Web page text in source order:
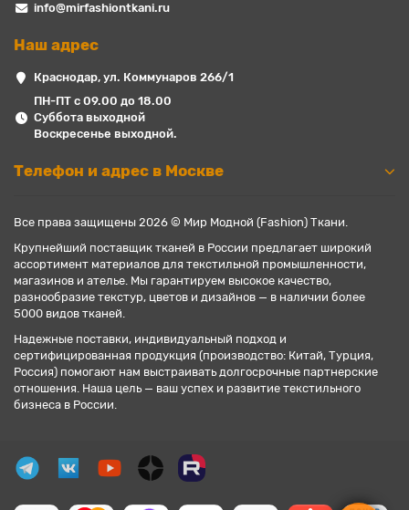
info@mirfashiontkani.ru
Наш адрес
Краснодар, ул. Коммунаров 266/1
ПН-ПТ с 09.00 до 18.00
Суббота выходной
Воскресенье выходной.
Телефон и адрес в Москве
Все права защищены 2026 © Мир Модной (Fashion) Ткани.
Крупнейший поставщик тканей в России предлагает широкий
ассортимент материалов для текстильной промышленности,
магазинов и ателье. Мы гарантируем высокое качество,
разнообразие текстур, цветов и дизайнов — в наличии более
5000 видов тканей.
Надежные поставки, индивидуальный подход и
сертифицированная продукция (производство: Китай, Турция,
Россия) помогают нам выстраивать долгосрочные партнерские
отношения. Наша цель — ваш успех и развитие текстильного
бизнеса в России.